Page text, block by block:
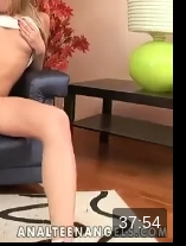
37:54